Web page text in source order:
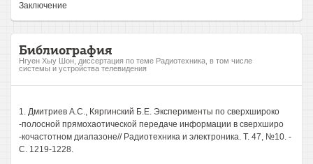
Заключение
Библиография
Нгуен Хыу Шон, диссертация по теме Радиотехника, в том числе
системы и устройства телевидения
1. Дмитриев А.С., Кяргинский Б.Е. Эксперименты по сверхшироко
-полосной прямохаотической передаче информации в сверхширо
-кочастотном диапазоне// Радиотехника и электроника. Т. 47, №10. -
С. 1219-1228.